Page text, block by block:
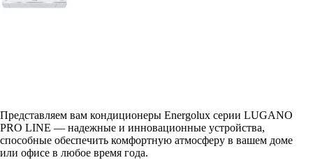
Представляем вам кондиционеры Energolux серии LUGANO
PRO LINE — надежные и инновационные устройства,
способные обеспечить комфортную атмосферу в вашем доме
или офисе в любое время года.